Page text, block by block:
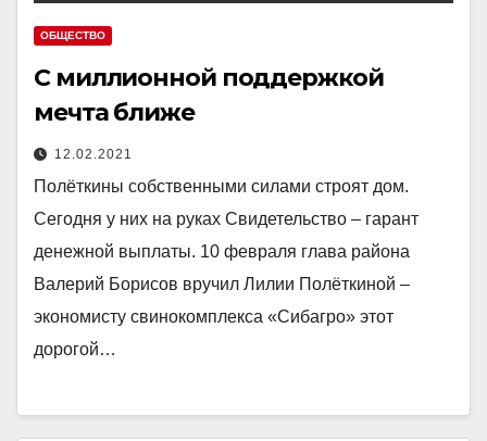
ОБЩЕСТВО
С миллионной поддержкой
мечта ближе
12.02.2021
Полёткины собственными силами строят дом.
Сегодня у них на руках Свидетельство – гарант
денежной выплаты. 10 февраля глава района
Валерий Борисов вручил Лилии Полёткиной –
экономисту свинокомплекса «Сибагро» этот
дорогой…